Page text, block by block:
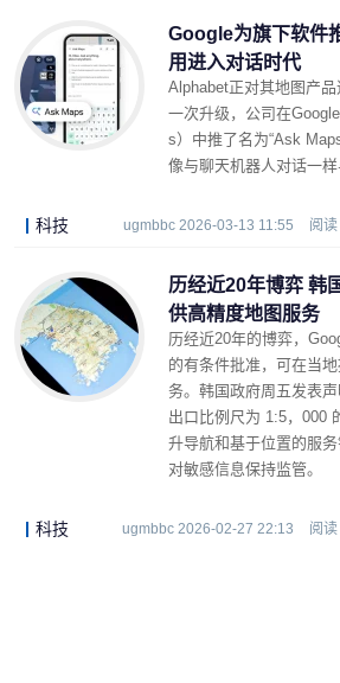
Google为旗下软件
用进入对话时代
Alphabet正对其地图产
一次升级，公司在
s）中推了名为“Ask
像与聊天机器人对话一样
科技 ugmbbc 2026-03-13 11:55 阅
历经近20年博弈 韩
供高精度地图服务
历经近20年的博弈，
的有条件批准，可在当
务。韩国政府周五发表
出口比例尺为 1:5，000
升导航和基于位置的服
对敏感信息保持监管。
科技 ugmbbc 2026-02-27 22:13 阅